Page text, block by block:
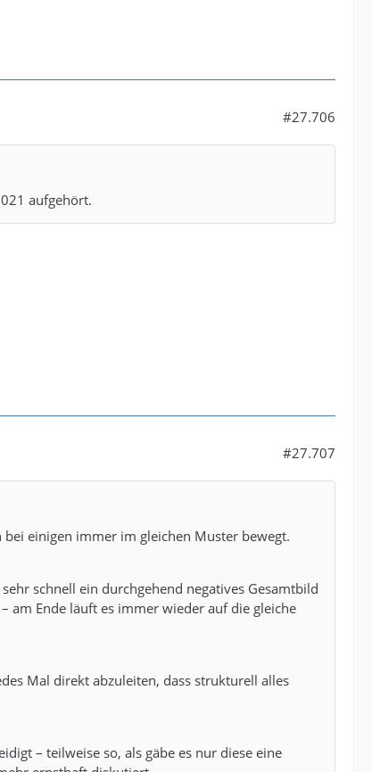
#27.706
aufgehört.
#27.707
einigen immer im gleichen Muster bewegt.
schnell ein durchgehend negatives Gesamtbild
am Ende läuft es immer wieder auf die gleiche
Mal direkt abzuleiten, dass strukturell alles
– teilweise so, als gäbe es nur diese eine